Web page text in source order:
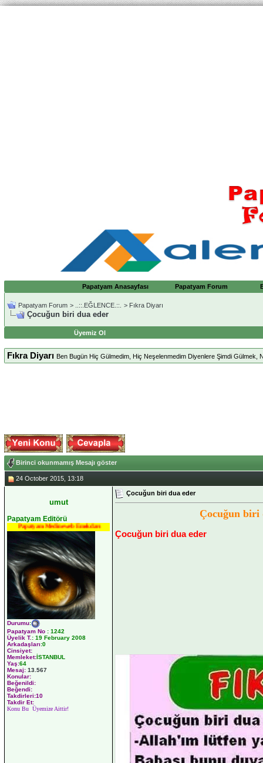
Papatyam Anasayfası Papatyam Forum
Papatyam Forum > ..::.EĞLENCE.::. > Fıkra Diyarı
Çocuğun biri dua eder
Üyemiz Ol
Fıkra Diyarı Ben Bugün Hiç Gülmedim, Hiç Neşelenmedim Diyenlere Şimdi Gülmek,
Birinci okunmamış Mesajı göster
24 October 2015, 13:18
umut
Papatyam Editörü
Papatyam Medineweb Emekdarı
Durumu:
Papatyam No : 1242
Üyelik T.: 19 February 2008
Arkadaşları:0
Cinsiyet:
Memleket:İSTANBUL
Yaş:64
Mesaj: 13.567
Konular:
Beğenildi:
Beğendi:
Takdirleri:10
Takdir Et:
Konu Bu Üyemize Aittir!
Çocuğun biri dua eder
Çocuğun biri
Çocuğun biri dua eder